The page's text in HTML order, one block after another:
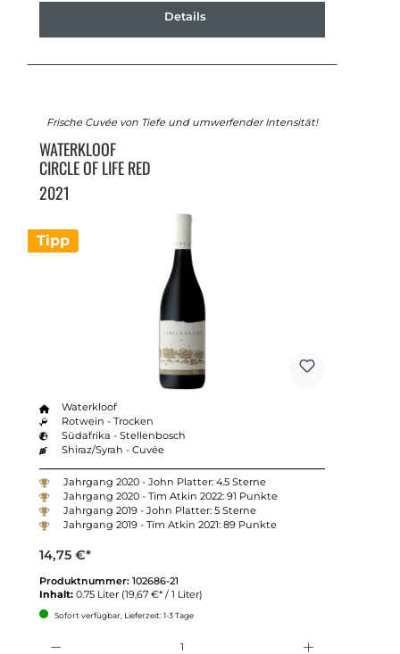
Details
Tipp
Frische Cuvée von Tiefe und umwerfender Intensität!
WATERKLOOF
CIRCLE OF LIFE RED
2021
Waterkloof
Rotwein - Trocken
Südafrika - Stellenbosch
Shiraz/Syrah - Cuvée
Jahrgang 2020 - John Platter: 4.5 Sterne
Jahrgang 2020 - Tim Atkin 2022: 91 Punkte
Jahrgang 2019 - John Platter: 5 Sterne
Jahrgang 2019 - Tim Atkin 2021: 89 Punkte
14,75 €*
Produktnummer: 102686-21
Inhalt: 0.75 Liter (19,67 €* / 1 Liter)
Sofort verfügbar, Lieferzeit: 1-3 Tage